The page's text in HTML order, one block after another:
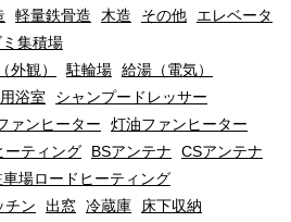
軽量鉄骨造 木造 その他
エレベータ
ミ集積場
外観）
駐輪場 給湯（電気）
浴室
シャンプードレッサー
ァンヒーター
灯油ファンヒーター
ーティング BSアンテナ
CSアンテナ
車場ロードヒーティング
チン 出窓 冷蔵庫
床下収納